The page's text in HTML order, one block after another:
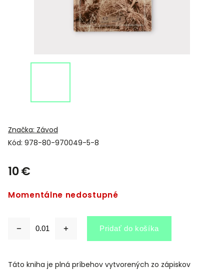
Kód: 978-80-970049-5-8
Značka: Závod
10 €
Momentálne nedostupné
Pridať do košíka
Táto kniha je plná príbehov vytvorených zo zápiskov